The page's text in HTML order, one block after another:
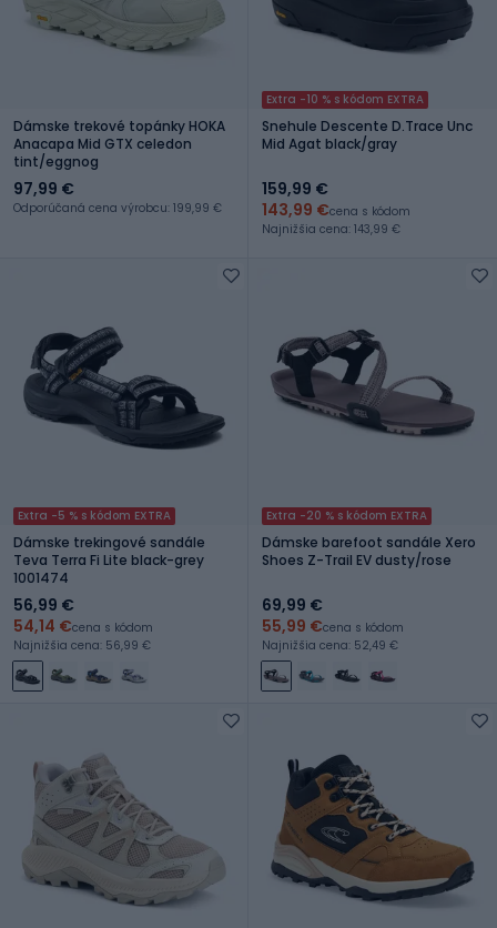
Dámske trekové topánky HOKA
Anacapa Mid GTX celedon
tint/eggnog
97,99 €
Odporúčaná cena výrobcu: 199,99 €
Extra -10 % s kódom EXTRA
Snehule Descente D.Trace Unc
Mid Agat black/gray
159,99 €
143,99 €cena s kódom
Najnižšia cena: 143,99 €
Extra -5 % s kódom EXTRA
Dámske trekingové sandále
Teva Terra Fi Lite black-grey
1001474
56,99 €
54,14 €cena s kódom
Najnižšia cena: 56,99 €
Extra -20 % s kódom EXTRA
Dámske barefoot sandále Xero
Shoes Z-Trail EV dusty/rose
69,99 €
55,99 €cena s kódom
Najnižšia cena: 52,49 €